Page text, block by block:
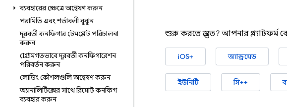
ব্যবহারের ক্ষেত্রে অন্বেষণ করুন
পরামিতি এবং শর্তাবলী বুঝুন
দূরবর্তী কনফিগার টেমপ্লেট পরিচালনা
করুন
প্রোগ্রামগতভাবে দূরবর্তী কনফিগারেশন
পরিবর্তন করুন
লোডিং কৌশলগুলি অন্বেষণ করুন
অ্যানালিটিক্সের সাথে রিমোট কনফিগ
ব্যবহার করুন
শুরু করতে প্রস্তুত? আপনার প্ল্যাটফর্ম
iOS+ অ্যান্ড্রয়েড
ইউনিটি সি++